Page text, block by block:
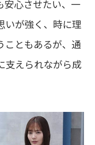
安心させたい、一
いが強く、時に理
こともあるが、通
支えられながら成